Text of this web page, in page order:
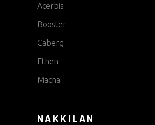
Acerbis
Booster
Caberg
Ethen
Macna
NAKKILAN